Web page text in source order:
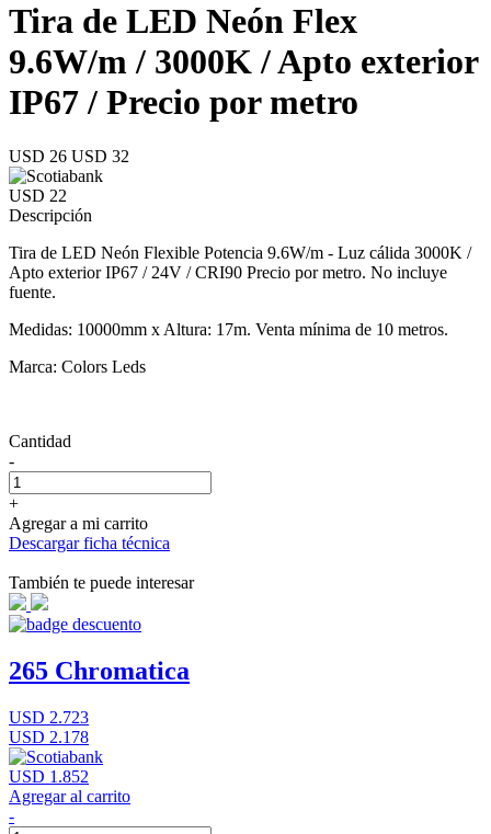
Tira de LED Neón Flex
9.6W/m / 3000K / Apto exterior
IP67 / Precio por metro
USD 26 USD 32
USD 22
Descripción
Tira de LED Neón Flexible Potencia 9.6W/m - Luz cálida 3000K /
Apto exterior IP67 / 24V / CRI90 Precio por metro. No incluye
fuente.
Medidas: 10000mm x Altura: 17m. Venta mínima de 10 metros.
Marca: Colors Leds
Cantidad
-
+
Agregar a mi carrito
Descargar ficha técnica
También te puede interesar
265 Chromatica
USD 2.723
USD 2.178
USD 1.852
Agregar al carrito
-